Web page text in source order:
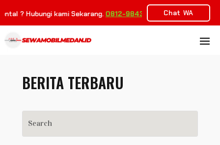
? Hubungi kami Sekarang.0812-9843-9263 Chat WA
BERITA TERBARU